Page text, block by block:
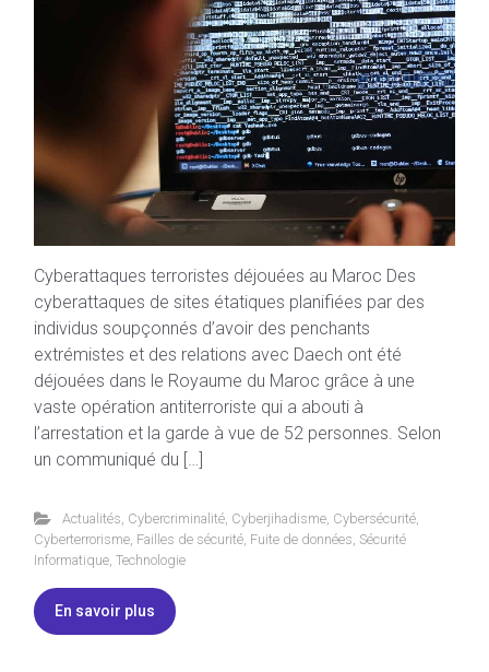
Cyberattaques terroristes déjouées au Maroc Des
cyberattaques de sites étatiques planifiées par des
individus soupçonnés d’avoir des penchants
extrémistes et des relations avec Daech ont été
déjouées dans le Royaume du Maroc grâce à une
vaste opération antiterroriste qui a abouti à
l’arrestation et la garde à vue de 52 personnes. Selon
un communiqué du […]
Actualités Cybercriminalité, Cyberjihadisme, Cybersécurité,
Cyberterrorisme Failles de sécurité Fuite de données Sécurité
Informatique Technologie
En savoir plus